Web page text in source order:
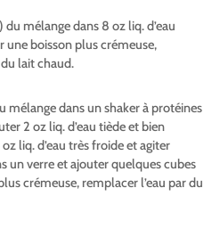
mélange dans 8 oz liq. d’eau
une boisson plus crémeuse,
lait chaud.
mélange dans un shaker à protéines
2 oz liq. d’eau tiède et bien
liq. d’eau très froide et agiter
un verre et ajouter quelques cubes
crémeuse, remplacer l’eau par du